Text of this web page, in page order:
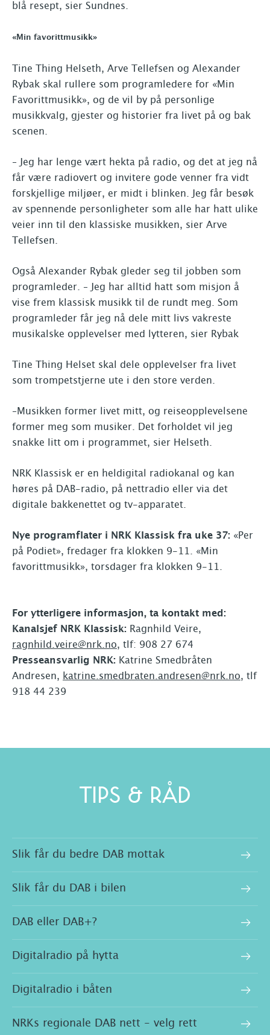
blå resept, sier Sundnes.
«Min favorittmusikk»
Tine Thing Helseth, Arve Tellefsen og Alexander
Rybak skal rullere som programledere for «Min
Favorittmusikk», og de vil by på personlige
musikkvalg, gjester og historier fra livet på og bak
scenen.
– Jeg har lenge vært hekta på radio, og det at jeg nå
får være radiovert og invitere gode venner fra vidt
forskjellige miljøer, er midt i blinken. Jeg får besøk
av spennende personligheter som alle har hatt ulike
veier inn til den klassiske musikken, sier Arve
Tellefsen.
Også Alexander Rybak gleder seg til jobben som
programleder. – Jeg har alltid hatt som misjon å
vise frem klassisk musikk til de rundt meg. Som
programleder får jeg nå dele mitt livs vakreste
musikalske opplevelser med lytteren, sier Rybak
Tine Thing Helset skal dele opplevelser fra livet
som trompetstjerne ute i den store verden.
–Musikken former livet mitt, og reiseopplevelsene
former meg som musiker. Det forholdet vil jeg
snakke litt om i programmet, sier Helseth.
NRK Klassisk er en heldigital radiokanal og kan
høres på DAB-radio, på nettradio eller via det
digitale bakkenettet og tv-apparatet.
Nye programflater i NRK Klassisk fra uke 37: «Per
på Podiet», fredager fra klokken 9-11. «Min
favorittmusikk», torsdager fra klokken 9-11.
For ytterligere informasjon, ta kontakt med:
Kanalsjef NRK Klassisk: Ragnhild Veire,
ragnhild.veire@nrk.no, tlf: 908 27 674
Presseansvarlig NRK: Katrine Smedbråten
Andresen, katrine.smedbraten.andresen@nrk.no, tlf
918 44 239
TIPS & RÅD
Slik får du bedre DAB mottak
Slik får du DAB i bilen
DAB eller DAB+?
Digitalradio på hytta
Digitalradio i båten
NRKs regionale DAB nett - velg rett